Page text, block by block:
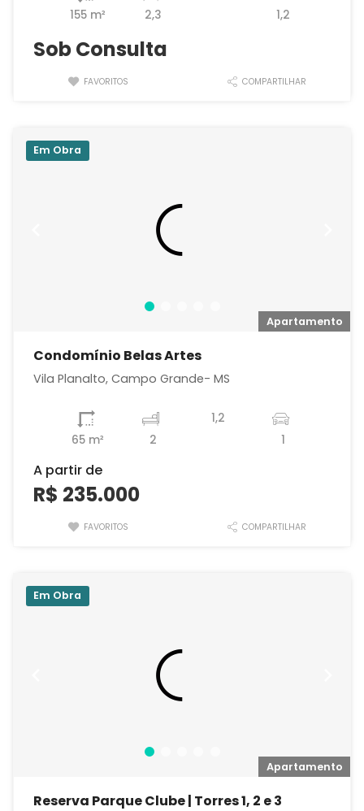
155 m² 2,3
1,2
Sob Consulta
FAVORITOS COMPARTILHAR
Apartamento
Em Obra
Condomínio Belas Artes
Vila Planalto, Campo Grande- MS
65 m² 2
1,2
1
A partir de
R$ 235.000
FAVORITOS COMPARTILHAR
Apartamento
Em Obra
Reserva Parque Clube | Torres 1, 2 e 3